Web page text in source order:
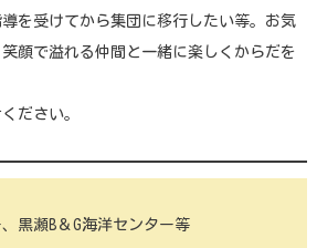
を受けてから集団に移行したい等。お気
顔で溢れる仲間と一緒に楽しくからだを
ださい。
黒瀬B＆G海洋センター等